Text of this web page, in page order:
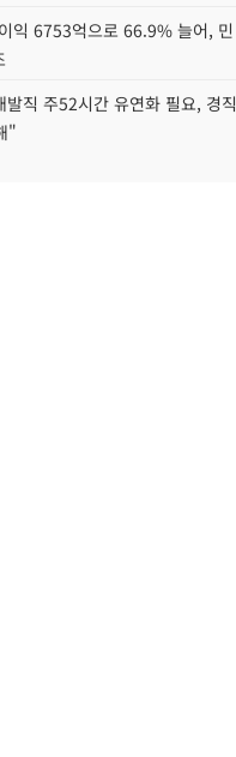
익 6753억으로 66.9% 늘어, 민
직 주52시간 유연화 필요, 경직
"